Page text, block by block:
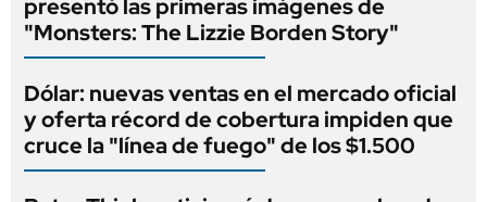
presentó las primeras imágenes de
"Monsters: The Lizzie Borden Story"
Dólar: nuevas ventas en el mercado oficial
y oferta récord de cobertura impiden que
cruce la "línea de fuego" de los $1.500